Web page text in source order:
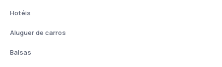
Hotéis
Aluguer de carros
Balsas